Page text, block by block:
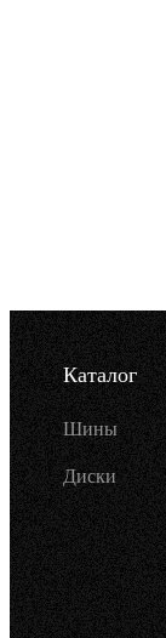
Каталог
Шины
Диски